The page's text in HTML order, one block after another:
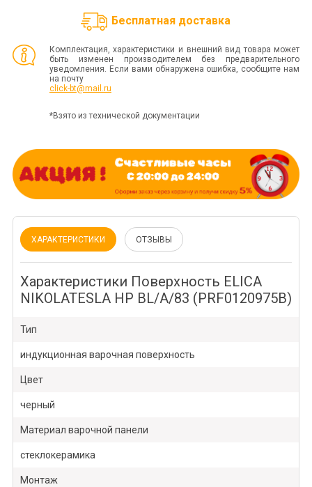
Бесплатная доставка
Комплектация, характеристики и внешний вид товара может
быть изменен производителем без предварительного
уведомления. Если вами обнаружена ошибка, сообщите нам
на почту
click-bt@mail.ru
*Взято из технической документации
ХАРАКТЕРИСТИКИ ОТЗЫВЫ
Характеристики Поверхность ELICA
NIKOLATESLA HP BL/A/83 (PRF0120975B)
Тип
индукционная варочная поверхность
Цвет
черный
Материал варочной панели
стеклокерамика
Монтаж